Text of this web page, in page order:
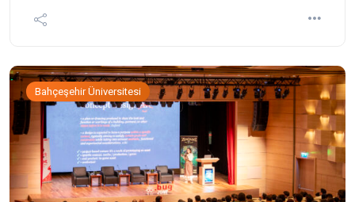
Bahçeşehir Üniversitesi